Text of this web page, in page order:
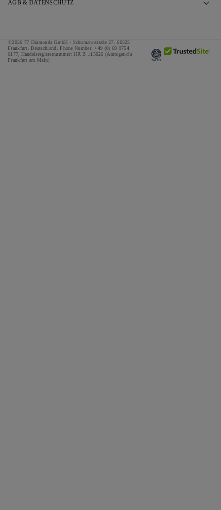
Allgemeine Geschäftsbedingungen zur Finanzierung
Rechner für Steuern & Abgaben
Verantwortungsvolle Beschaffung
Medien
AGB & DATENSCHUTZ
Allgemeine Geschäftsbedingungen
©2026 77 Diamonds GmbH - Schumannstraße 27. 60325
Frankfurt. Deutschland. Phone Number: +49 (0) 69 9754
6177,
Handelsregisternummer: HR B 115026 (Amtsgericht
Frankfurt am Main)